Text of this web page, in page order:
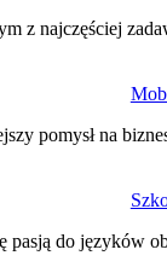
z najczęściej
pomysł na
pasją do języków